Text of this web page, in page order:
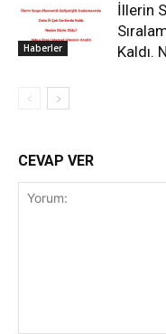
Haberler
İllerin
Kaldı.
CEVAP VER